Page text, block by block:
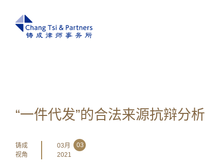
“一件代发”的合法来源抗辩分析
铸成
视角
03月
03
2021